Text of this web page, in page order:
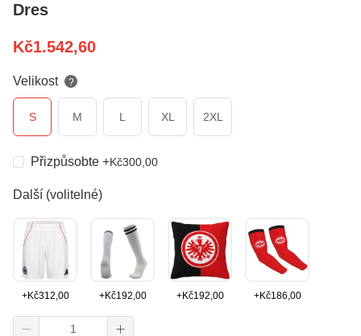
Dres
Kč1.542,60
Velikost ?
S M L XL 2XL
Přizpůsobte +Kč300,00
Další (volitelné)
+Kč312,00 +Kč192,00 +Kč192,00 +Kč186,00